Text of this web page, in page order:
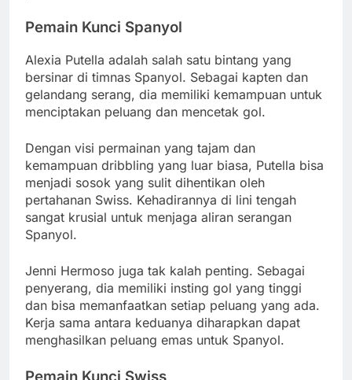
Pemain Kunci Spanyol
Alexia Putella adalah salah satu bintang yang
bersinar di timnas Spanyol. Sebagai kapten dan
gelandang serang, dia memiliki kemampuan untuk
menciptakan peluang dan mencetak gol.
Dengan visi permainan yang tajam dan
kemampuan dribbling yang luar biasa, Putella bisa
menjadi sosok yang sulit dihentikan oleh
pertahanan Swiss. Kehadirannya di lini tengah
sangat krusial untuk menjaga aliran serangan
Spanyol.
Jenni Hermoso juga tak kalah penting. Sebagai
penyerang, dia memiliki insting gol yang tinggi
dan bisa memanfaatkan setiap peluang yang ada.
Kerja sama antara keduanya diharapkan dapat
menghasilkan peluang emas untuk Spanyol.